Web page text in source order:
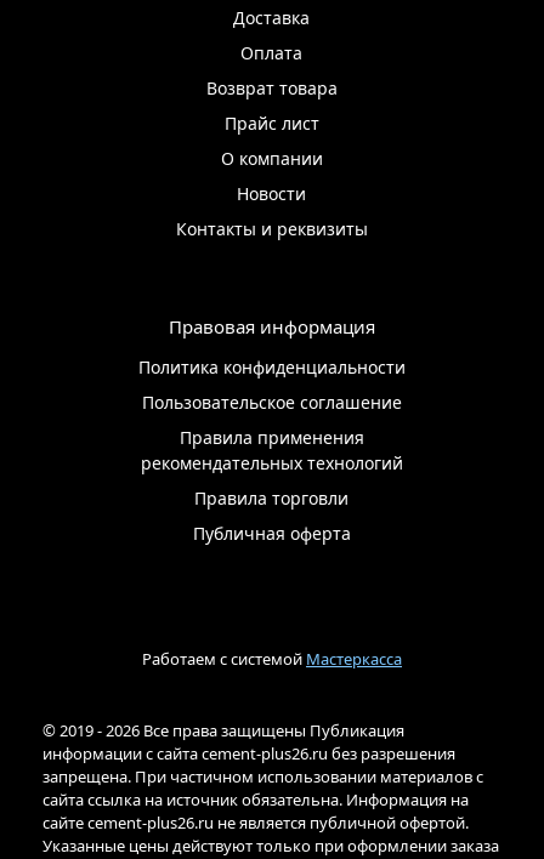
Доставка
Оплата
Возврат товара
Прайс лист
О компании
Новости
Контакты и реквизиты
Правовая информация
Политика конфиденциальности
Пользовательское соглашение
Правила применения
рекомендательных технологий
Правила торговли
Публичная оферта
Работаем с системой Мастеркасса
© 2019 - 2026 Все права защищены Публикация
информации с сайта cement-plus26.ru без разрешения
запрещена. При частичном использовании материалов с
сайта ссылка на источник обязательна. Информация на
сайте cement-plus26.ru не является публичной офертой.
Указанные цены действуют только при оформлении заказа